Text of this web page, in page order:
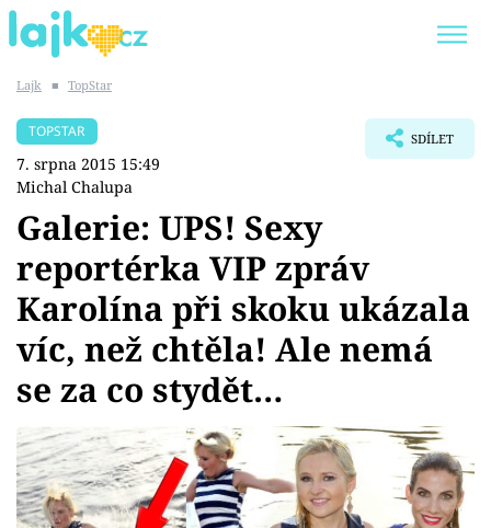
SHOPAHOLICADEL
Témata
Showbyznys
Youtubeři
Virály
Sex a vztahy
Lajk ■ TopStar
TOPSTAR
7. srpna 2015 15:49
Michal Chalupa
SDÍLET
Galerie: UPS! Sexy
reportérka VIP zpráv
Karolína při skoku ukázala
víc, než chtěla! Ale nemá
se za co stydět…